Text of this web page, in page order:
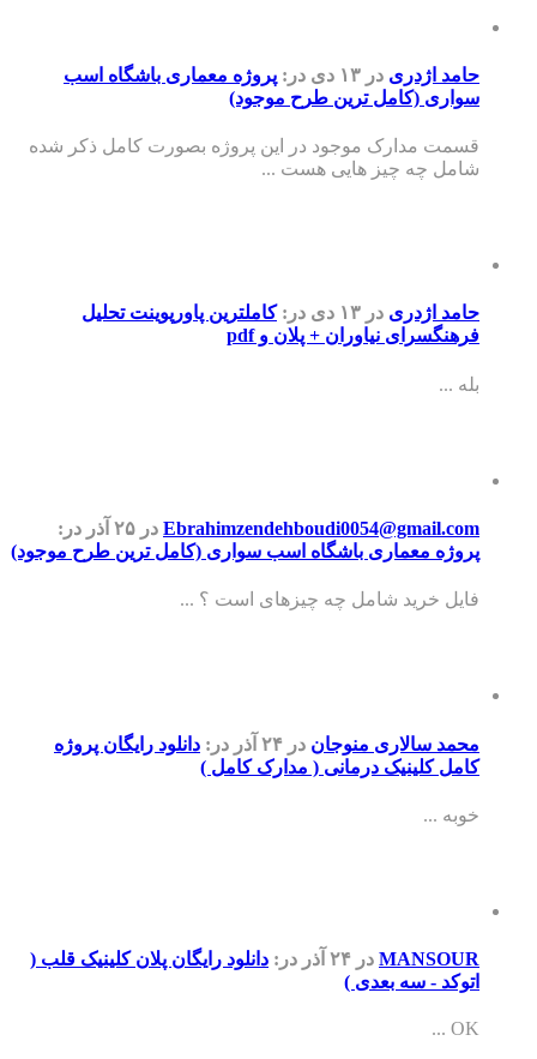
حامد اژدری در ۱۳ دی در: پروژه معماری باشگاه اسب
سواری (کامل ترین طرح موجود)
قسمت مدارک موجود در این پروژه بصورت کامل ذکر شده
شامل چه چیز هایی هست ...
حامد اژدری در ۱۳ دی در: کاملترین پاورپوینت تحلیل
فرهنگسرای نیاوران + پلان و pdf
بله ...
Ebrahimzendehboudi0054@gmail.com در ۲۵ آذر
در:
پروژه معماری باشگاه اسب سواری (کامل ترین طرح موجود)
فایل خرید شامل چه چیزهای است ؟ ...
محمد سالاری منوجان در ۲۴ آذر در: دانلود رایگان پروژه
کامل کلینیک درمانی ( مدارک کامل )
خوبه ...
MANSOUR در ۲۴ آذر در: دانلود رایگان پلان کلینیک قلب (
اتوکد - سه بعدی )
OK ...